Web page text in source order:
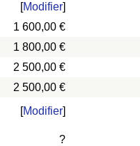
[Modifier]
1 600,00 €
1 800,00 €
2 500,00 €
2 500,00 €
[Modifier]
?